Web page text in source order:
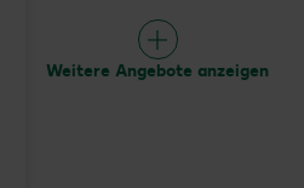
Weitere Angebote anzeigen